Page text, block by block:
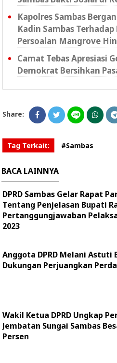
Kapolres Sambas
Kadin Sambas
Persoalan Mangrove
Camat Tebas Apresiasi
Demokrat Bersihkan
Share:
Tag Terkait: #Sambas
BACA LAINNYA
DPRD Sambas Gelar Rapat
Tentang Penjelasan Bupati
Pertanggungjawaban
2023
Anggota DPRD Melani Astuti
Dukungan Perjuangkan
Wakil Ketua DPRD Ungkap
Jembatan Sungai Sambas
Persen